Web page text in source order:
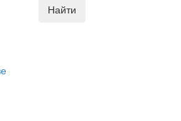
Найти